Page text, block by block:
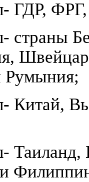
ГДР,
страны
Румыния;
Китай,